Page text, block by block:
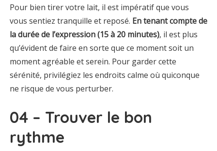
Pour bien tirer votre lait, il est impératif que vous
vous sentiez tranquille et reposé. En tenant compte de
la durée de l’expression (15 à 20 minutes), il est plus
qu’évident de faire en sorte que ce moment soit un
moment agréable et serein. Pour garder cette
sérénité, privilégiez les endroits calme où quiconque
ne risque de vous perturber.
04 – Trouver le bon
rythme